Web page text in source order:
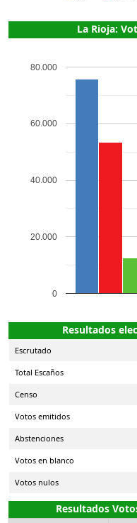
La Rioja:
0
20.000
40.000
60.000
80.000
Resultados
Escrutado
Total Escaños
Censo
Votos emitidos
Abstenciones
Votos en blanco
Votos nulos
Resultados